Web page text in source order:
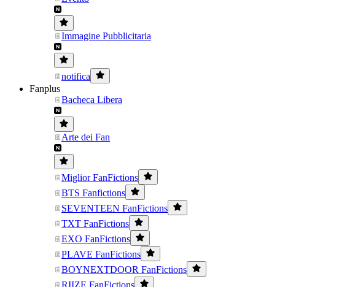
Immagine Pubblicitaria
notifica
Fanplus
Bacheca Libera
Arte dei Fan
Miglior FanFictions
BTS Fanfictions
SEVENTEEN FanFictions
TXT FanFictions
EXO FanFictions
PLAVE FanFictions
BOYNEXTDOOR FanFictions
RIIZE FanFictions